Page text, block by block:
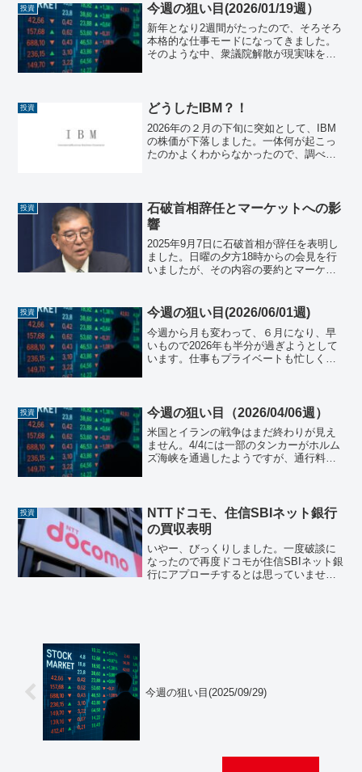
投資 今週の狙い目(2026/01/19週）
新年となり2週間がたったので、そろそろ
本格的な仕事モードになってきました。
そのような中、衆議院解散が現実味を帯
時54,000円を超え...
投資 どうしたIBM？！
2026年の２月の下旬に突如として、IBM
の株価が下落しました。一体何が起こっ
たのかよくわからなかったので、調べて
見方への直撃I...
投資
石破首相辞任とマーケットへの影
響
2025年9月7日に石破首相が辞任を表明し
ました。日曜の夕方18時からの会見を行
いましたが、その内容の要約とマーケッ
相の辞任表明会見について３つのポイン
トで要約すると。...
投資 今週の狙い目(2026/06/01週)
今週から月も変わって、６月になり、早
いもので2026年も半分が過ぎようとして
います。仕事もプライベートも忙しく怒
今月は忙しいので無理...
投資 今週の狙い目（2026/04/06週）
米国とイランの戦争はまだ終わりが見え
ません。4/4には一部のタンカーがホルム
ズ海峡を通過したようですが、通行料を
としては早く戦争が終...
投資
NTTドコモ、住信SBIネット銀行
の買収表明
いやー、びっくりしました。一度破談に
なったので再度ドコモが住信SBIネット銀
行にアプローチするとは思っていません
今週の狙い目(2025/09/29)